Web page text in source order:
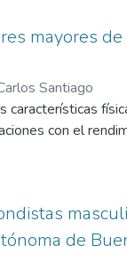
y la edad de los
muestra de 62
comprendido
deportiva
resaltan
que
mayores
Santiago
características
con el
de